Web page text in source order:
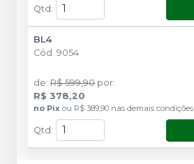
Qtd :
BL4
Cód. 9054
de: R$ 599,90 por:
R$ 378,20
no Pix ou R$ 389,90 nas demais condições
Qtd :